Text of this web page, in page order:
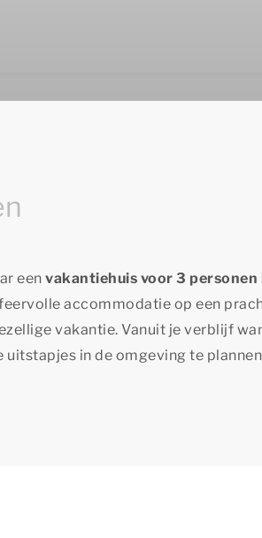
een vakantiehuis voor 3 personen
accommodatie op een
vakantie. Vanuit je verblijf
uitstapjes in de omgeving te